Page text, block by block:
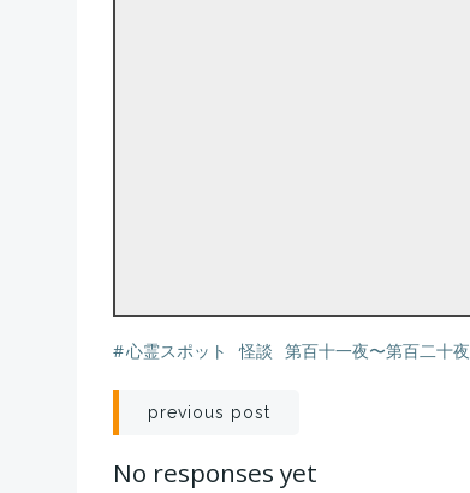
#心霊スポット 怪談 第百十一夜〜第百二十夜
投
稿
previous post
No responses yet